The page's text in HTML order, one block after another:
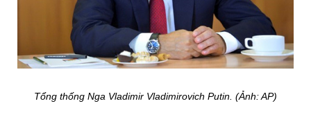
Tổng thống Nga Vladimir Vladimirovich Putin. (Ảnh: AP)